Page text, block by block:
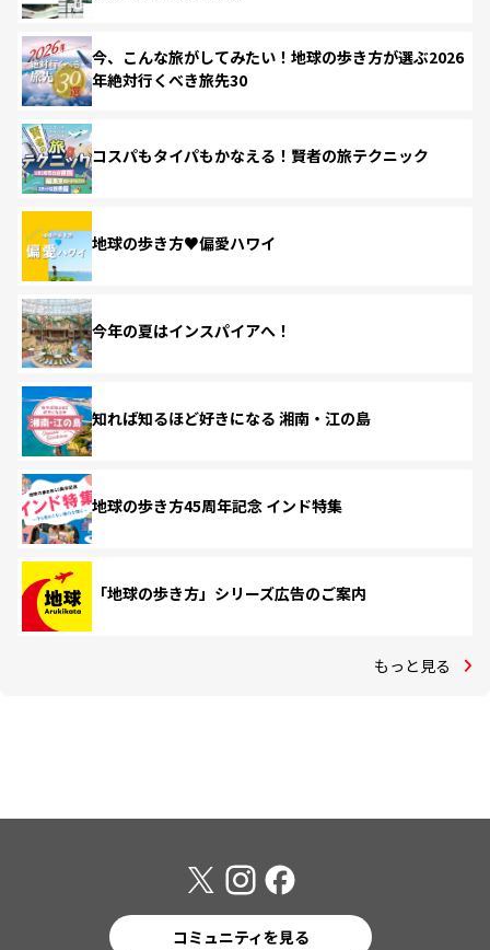
今、こんな旅がしてみたい！地球の歩き方が選ぶ2026
年絶対行くべき旅先30
コスパもタイパもかなえる！賢者の旅テクニック
地球の歩き方♥偏愛ハワイ
今年の夏はインスパイアへ！
知れば知るほど好きになる 湘南・江の島
地球の歩き方45周年記念 インド特集
「地球の歩き方」シリーズ広告のご案内
もっと見る
コミュニティを見る